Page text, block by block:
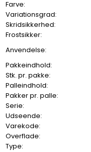
Farve:
Variationsgrad:
Skridsikkerhed:
Frostsikker:
Anvendelse:
Pakkeindhold:
Stk. pr. pakke:
Palleindhold:
Pakker pr. palle:
Serie:
Udseende:
Varekode:
Overflade:
Type: